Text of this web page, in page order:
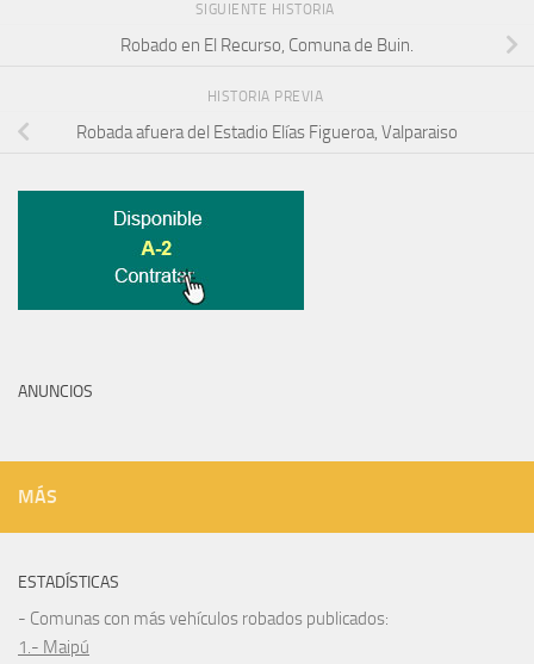
SIGUIENTE HISTORIA
Robado en El Recurso, Comuna de Buin.
HISTORIA PREVIA
Robada afuera del Estadio Elías Figueroa, Valparaiso
ANUNCIOS
MÁS
ESTADÍSTICAS
- Comunas con más vehículos robados publicados:
1.- Maipú